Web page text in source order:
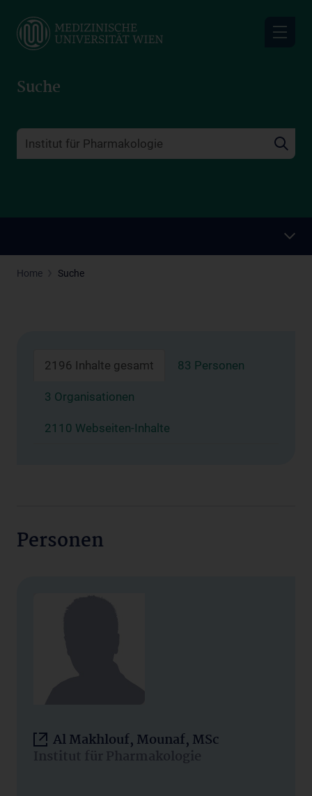
main
Suche
Home Suche
2196 Inhalte gesamt 83 Personen
3 Organisationen
2110 Webseiten-Inhalte
Personen
Al Makhlouf, Mounaf, MSc
Institut für Pharmakologie